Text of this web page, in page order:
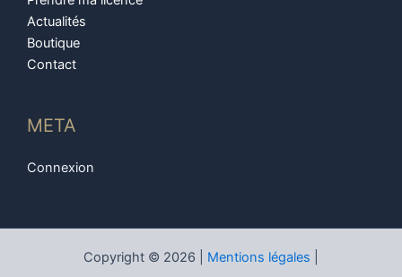
Actualités
Boutique
Contact
META
Connexion
Copyright © 2026 | Mentions légales